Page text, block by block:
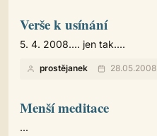
Verše k usínání
5. 4. 2008.... jen tak....
prostějanek 28.05.2008
Menší meditace
...